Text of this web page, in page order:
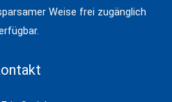
Weise frei zugänglich